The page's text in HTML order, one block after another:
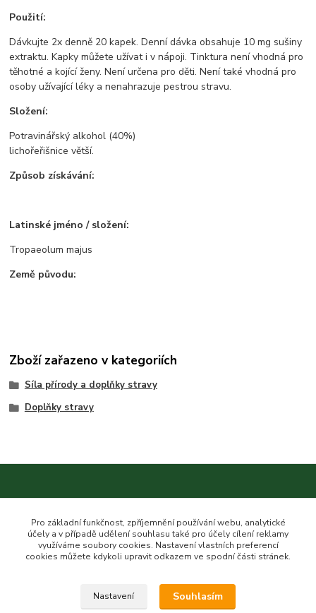
Použití:
Dávkujte 2x denně 20 kapek. Denní dávka obsahuje 10 mg sušiny
extraktu. Kapky můžete užívat i v nápoji. Tinktura není vhodná pro
těhotné a kojící ženy. Není určena pro děti. Není také vhodná pro
osoby užívající léky a nenahrazuje pestrou stravu.
Složení:
Potravinářský alkohol (40%)
lichořeřišnice větší.
Způsob získávání:
Latinské jméno / složení:
Tropaeolum majus
Země původu:
Zboží zařazeno v kategoriích
Síla přírody a doplňky stravy
Doplňky stravy
Pro základní funkčnost, zpříjemnění používání webu, analytické
účely a v případě udělení souhlasu také pro účely cílení reklamy
využíváme soubory cookies. Nastavení vlastních preferencí
cookies můžete kdykoli upravit odkazem ve spodní části stránek.
Nastavení Souhlasím